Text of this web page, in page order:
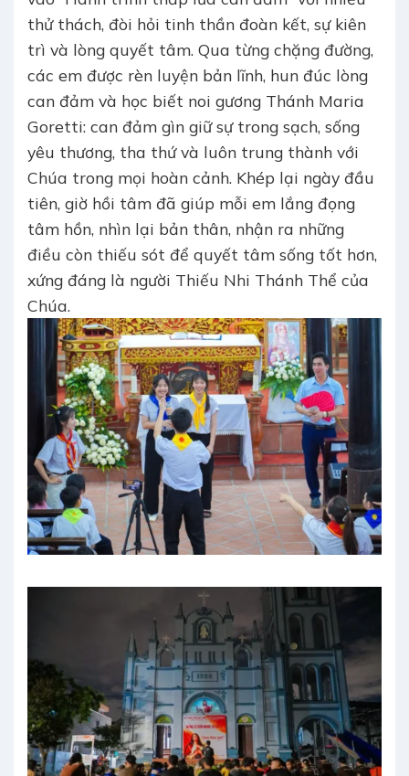
thử thách, đòi hỏi tinh thần đoàn kết, sự kiên
trì và lòng quyết tâm. Qua từng chặng đường,
các em được rèn luyện bản lĩnh, hun đúc lòng
can đảm và học biết noi gương Thánh Maria
Goretti: can đảm gìn giữ sự trong sạch, sống
yêu thương, tha thứ và luôn trung thành với
Chúa trong mọi hoàn cảnh. Khép lại ngày đầu
tiên, giờ hồi tâm đã giúp mỗi em lắng đọng
tâm hồn, nhìn lại bản thân, nhận ra những
điều còn thiếu sót để quyết tâm sống tốt hơn,
xứng đáng là người Thiếu Nhi Thánh Thể của
Chúa.